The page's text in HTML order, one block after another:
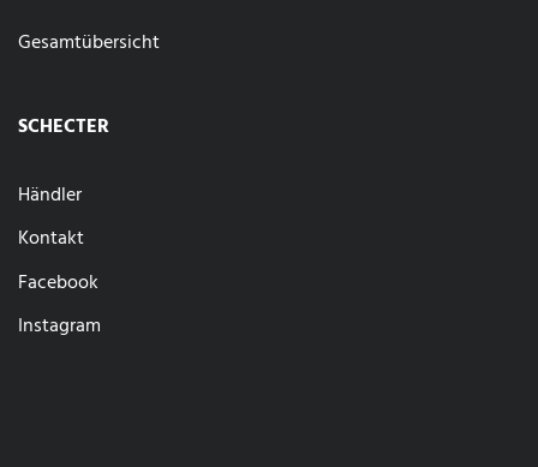
Gesamtübersicht
SCHECTER
Händler
Kontakt
Facebook
Instagram